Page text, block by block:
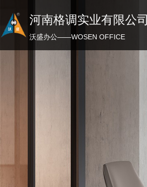
河南格调实业有限公司
沃盛办公——WOSEN OFFICE